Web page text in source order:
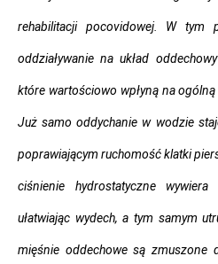
rehabilitacji pocovidowej. W tym
oddziaływanie na układ
które wartościowo wpłyną na
Już samo oddychanie w wodzie
poprawiającym ruchomość klatki
ciśnienie hydrostatyczne
ułatwiając wydech, a tym samym
mięśnie oddechowe są zmuszone